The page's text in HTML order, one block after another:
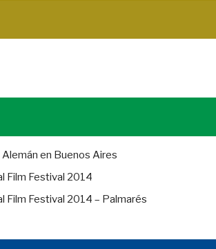
en Buenos Aires
Film Festival 2014
Film Festival 2014 – Palmarés